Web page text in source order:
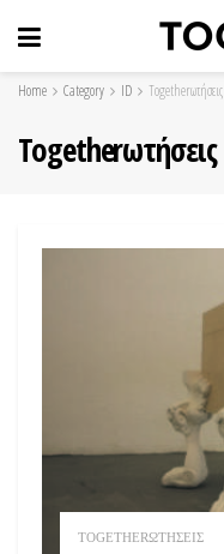
Home Category ID Togetherωτήσεις
Togetherωτήσεις
TOGETHERΩΤΗΣΕΙΣ